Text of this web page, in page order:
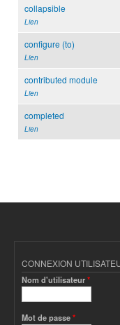
collapsible
Lien
configure (to)
Lien
contributed module
Lien
completed
Lien
CONNEXION
Nom d'utilisateur*
Mot de passe*